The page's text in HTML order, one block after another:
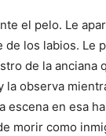
el pelo. Le
los labios. Le
de la
la observa
escena en esa
morir como